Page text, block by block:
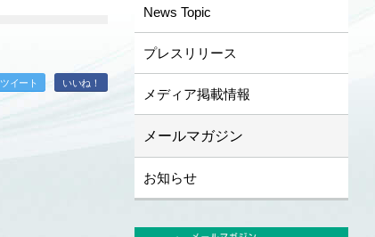
ツイート いいね！
News Topic
プレスリリース
メディア掲載情報
メールマガジン
お知らせ